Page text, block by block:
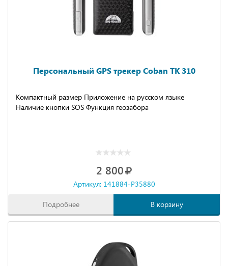
Персональный GPS трекер Coban TK 310
Компактный размер Приложение на русском языке
Наличие кнопки SOS Функция геозабора
2 800
Артикул: 141884-P35880
Подробнее В корзину